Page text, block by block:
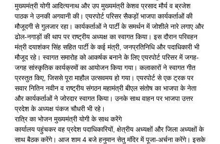
मुख्यमंत्री योगी आदित्यनाथ और उप मुख्यमंत्री केशव प्रसाद मौर्य व ब्रजेश
पाठक ने उनकी अगवानी की। एयरपोर्ट परिसर सैकड़ों भाजपा कार्यकर्ताओं की
मौजूदगी से गुलजार रहा। कार्यकर्ताओं ने पार्टी के समर्थन में जोशीले नारे लगाए और
ढोल-नगाड़ों की थाप पर राष्ट्रीय अध्यक्ष का स्वागत किया। इस दौरान परिवहन
मंत्री दयाशंकर सिंह सहित पार्टी के कई मंत्री, जनप्रतिनिधि और पदाधिकारी भी
मौजूद रहे। स्वागत समारोह को आकर्षक बनाने के लिए एयरपोर्ट परिसर में जगह-
जगह सांस्कृतिक कार्यक्रमों का आयोजन किया गया। कलाकारों ने स्वागत गीत
प्रस्तुत किए, जिससे पूरा माहौल उत्सवमय हो गया। एयरपोर्ट से एक ट्रक पर
सवार नितिन नवीन व राष्ट्रीय संगठन महामंत्री बीएल संतोष का भाजपा के नेता
और कार्यकर्ताओं ने जोरदार स्वागत किया। उनके साथ वाहन पर भाजपा उत्तर
प्रदेश के अध्यक्ष पंकज चौधरी भी रहे।
रात्रि का भोजन मुख्यमंत्री योगी के साथ करेंगे
कार्यालय पहुंचकर वह प्रदेश पदाधिकारियों, क्षेत्रीय अध्यक्षों और जिला अध्यक्षों के
साथ बैठक करेंगे। आज शाम 4 बजे हनुमान सेतु मंदिर में पूजा-अर्चना करेंगे। इसके